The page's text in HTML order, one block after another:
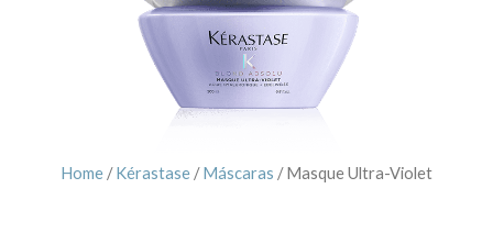
Home /Kérastase /Máscaras / Masque Ultra-Violet